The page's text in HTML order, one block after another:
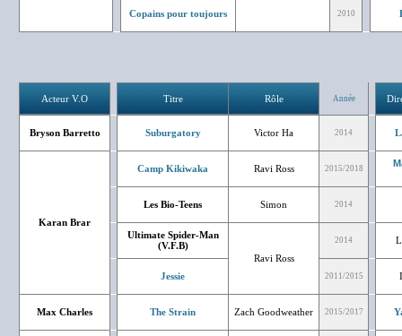
Copains pour toujours 2010
Acteur V.O Titre Rôle Année
Bryson Barretto Suburgatory Victor Ha 2014
Karan Brar
Camp Kikiwaka Ravi Ross 2015/2018
Les Bio-Teens Simon 2014
Ultimate Spider-Man
(V.F.B)
Ravi Ross
2014
Jessie 2011/2015
Max Charles The Strain Zach Goodweather 2015/2017